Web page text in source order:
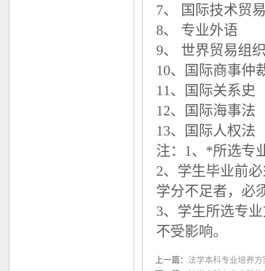
7、 国际技术贸
8、 专业外语
9、 世界贸易组
10、国际商事仲
11、国际关系史
12、国际海事法
13、国际人权法
注：1、*所选专
2、学生毕业前
学分不足者，必
3、学生所选专
不受影响。
上一篇： 法学本科专业培养方